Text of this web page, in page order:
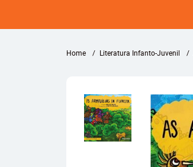
Home Literatura Infanto-Juvenil